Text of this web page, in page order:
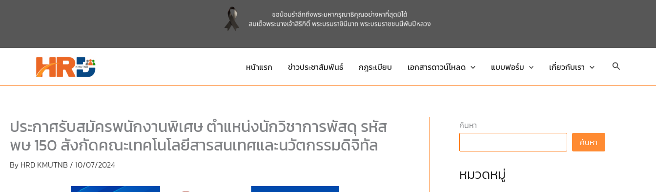
หน้าแรก ข่าวประชาสัมพันธ์ กฎระเบียบ เอกสารดาวน์โหลด แบบฟอร์ม เกี่ยวกับเรา Search
ประกาศรับสมัครพนักงานพิเศษ ตำแหน่งนักวิชาการพัสดุ รหัส
พษ 150 สังกัดคณะเทคโนโลยีสารสนเทศและนวัตกรรมดิจิทัล
By HRD KMUTNB / 10/07/2024
ค้นหา
ค้นหา
หมวดหมู่